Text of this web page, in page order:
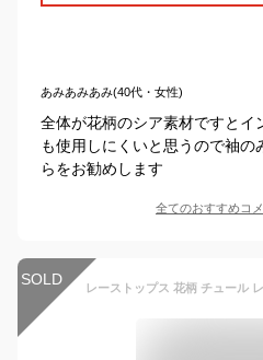
あみあみあみ(40代・女性)
全体が花柄のシア素材ですとイ
も使用しにくいと思うので袖の
らをお勧めします
全てのおすすめコ
SOLD